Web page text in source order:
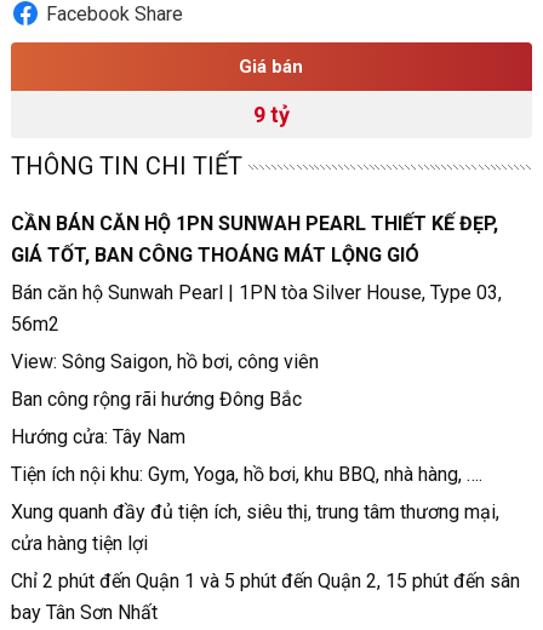
Facebook Share
Giá bán
9 tỷ
THÔNG TIN CHI TIẾT
CẦN BÁN CĂN HỘ 1PN SUNWAH PEARL THIẾT KẾ ĐẸP,
GIÁ TỐT, BAN CÔNG THOÁNG MÁT LỘNG GIÓ
Bán căn hộ Sunwah Pearl | 1PN tòa Silver House, Type 03,
56m2
View: Sông Saigon, hồ bơi, công viên
Ban công rộng rãi hướng Đông Bắc
Hướng cửa: Tây Nam
Tiện ích nội khu: Gym, Yoga, hồ bơi, khu BBQ, nhà hàng, ….
Xung quanh đầy đủ tiện ích, siêu thị, trung tâm thương mại,
cửa hàng tiện lợi
Chỉ 2 phút đến Quận 1 và 5 phút đến Quận 2, 15 phút đến sân
bay Tân Sơn Nhất